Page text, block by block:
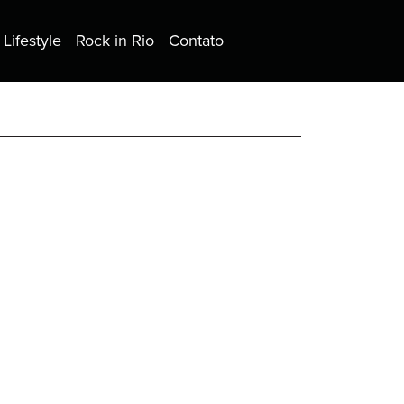
Lifestyle Rock in Rio Contato